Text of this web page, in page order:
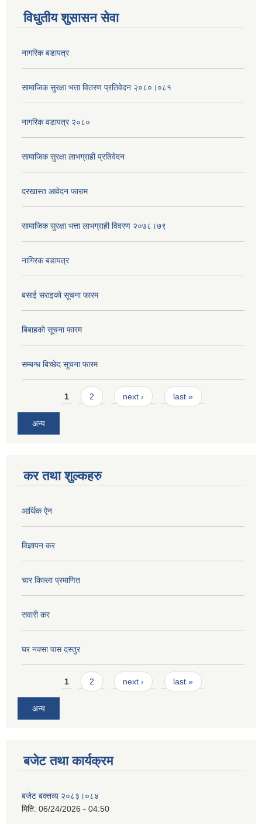
विधुतीय शुसासन सेवा
नागरिक बडापत्र
सामाजिक सुरक्षा भत्ता वितरण प्रतिवेदन २०८०।०८१
नागरिक वडापत्र २०८०
सामाजिक सुरक्षा लाभग्राही प्रतिवेदन
दरखास्त आवेदन फाराम
सामाजिक सुरक्षा भत्ता लाभग्राही विवरण २०७८।७९
नागिरक बडापत्र
बसाई सराइको सूचना फारम
बिबाहको सूचना फारम
सम्बन्ध बिच्छेद सूचना फारम
Pages1 2 next › last »
अन्य
कर तथा शुल्कहरु
आर्थिक ऐन
विज्ञापन कर
चार किल्ला प्रमाणित
सवारी कर
घर नक्सा पास दस्तुर
Pages1 2 next › last »
अन्य
बजेट तथा कार्यक्रम
बजेट बक्तव्य २०८३।०८४
मिति: 06/24/2026 - 04:50